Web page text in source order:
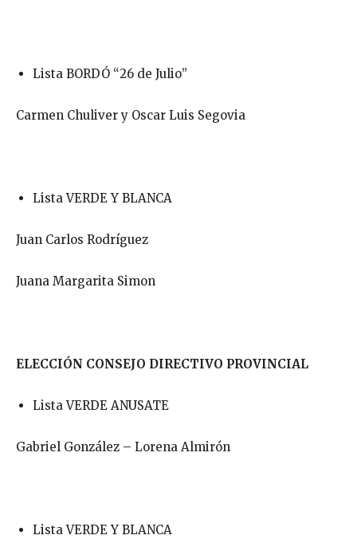
Lista BORDÓ “26 de Julio”
Carmen Chuliver y Oscar Luis Segovia
Lista VERDE Y BLANCA
Juan Carlos Rodríguez
Juana Margarita Simon
ELECCIÓN CONSEJO DIRECTIVO PROVINCIAL
Lista VERDE ANUSATE
Gabriel González – Lorena Almirón
Lista VERDE Y BLANCA